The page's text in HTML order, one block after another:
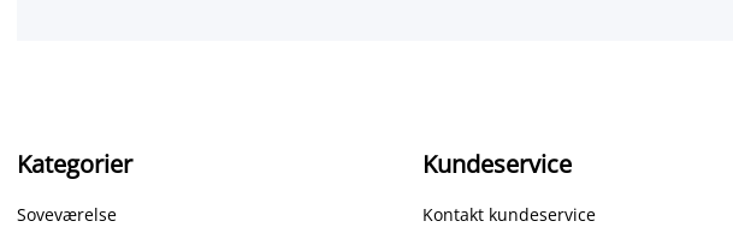
Kategorier
Soveværelse
Kundeservice
Kontakt kundeservice